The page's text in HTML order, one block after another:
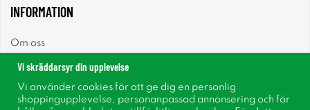
INFORMATION
Om oss
Vi skräddarsyr din upplevelse
Vi använder cookies för att ge dig en personlig
shoppingupplevelse, personanpassad annonsering och för